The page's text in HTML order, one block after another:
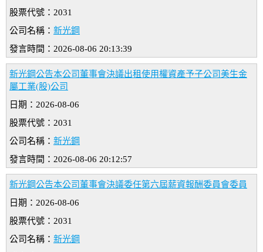
股票代號：2031
公司名稱： 新光鋼
發言時間：2026-08-06 20:13:39
新光鋼公告本公司董事會決議出租使用權資產予子公司美生金
屬工業(股)公司
日期：2026-08-06
股票代號：2031
公司名稱： 新光鋼
發言時間：2026-08-06 20:12:57
新光鋼公告本公司董事會決議委任第六屆薪資報酬委員會委員
日期：2026-08-06
股票代號：2031
公司名稱： 新光鋼